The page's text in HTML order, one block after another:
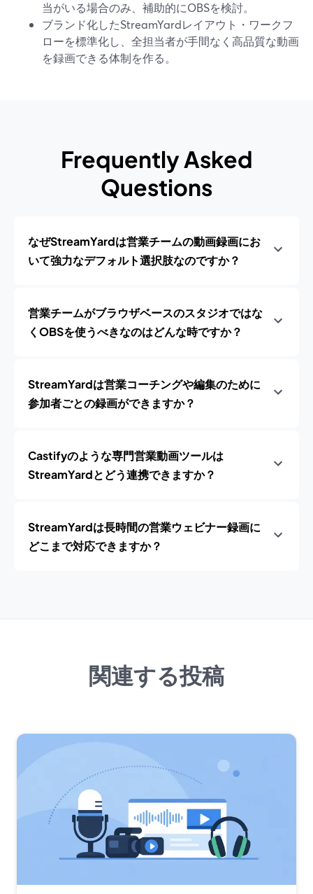
当がいる場合のみ、補助的にOBSを検討。
ブランド化したStreamYardレイアウト・ワークフ
ローを標準化し、全担当者が手間なく高品質な動画
を録画できる体制を作る。
Frequently Asked
Questions
なぜStreamYardは営業チームの動画録画にお
いて強力なデフォルト選択肢なのですか？
営業チームがブラウザベースのスタジオではな
くOBSを使うべきなのはどんな時ですか？
StreamYardは営業コーチングや編集のために
参加者ごとの録画ができますか？
Castifyのような専門営業動画ツールは
StreamYardとどう連携できますか？
StreamYardは長時間の営業ウェビナー録画に
どこまで対応できますか？
関連する投稿